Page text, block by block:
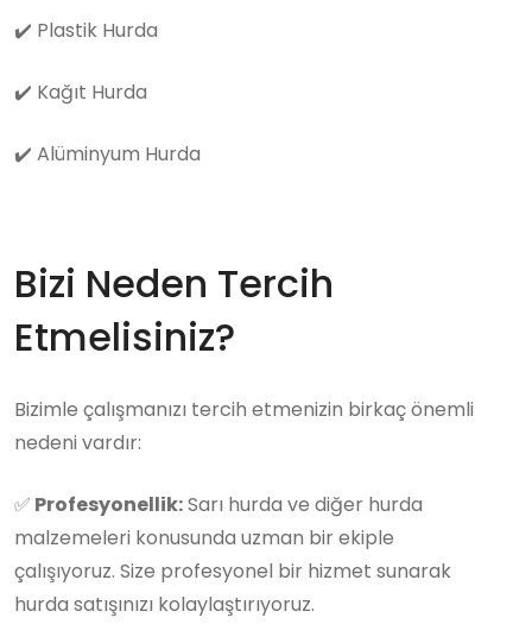
✔️ Plastik Hurda
✔️ Kağıt Hurda
✔️ Alüminyum Hurda
Bizi Neden Tercih
Etmelisiniz?
Bizimle çalışmanızı tercih etmenizin birkaç önemli
nedeni vardır:
✅ Profesyonellik:Sarı hurda ve diğer hurda
malzemeleri konusunda uzman bir ekiple
çalışıyoruz. Size profesyonel bir hizmet sunarak
hurda satışınızı kolaylaştırıyoruz.